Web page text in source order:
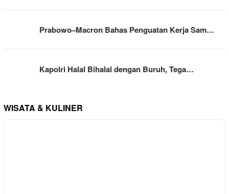
Prabowo–Macron Bahas Penguatan Kerja Sam…
Kapolri Halal Bihalal dengan Buruh, Tega…
WISATA & KULINER